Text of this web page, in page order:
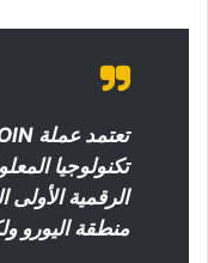
تكنولوجيا
الرقمية
منطقة اليورو